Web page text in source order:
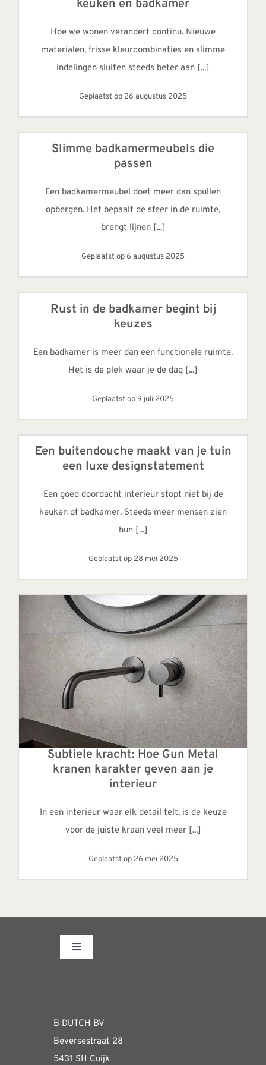
keuken en badkamer
Hoe we wonen verandert continu. Nieuwe
materialen, frisse kleurcombinaties en slimme
indelingen sluiten steeds beter aan [...]
Geplaatst op 26 augustus 2025
Slimme badkamermeubels die
passen
Een badkamermeubel doet meer dan spullen
opbergen. Het bepaalt de sfeer in de ruimte,
brengt lijnen [...]
Geplaatst op 6 augustus 2025
Rust in de badkamer begint bij
keuzes
Een badkamer is meer dan een functionele ruimte.
Het is de plek waar je de dag [...]
Geplaatst op 9 juli 2025
Een buitendouche maakt van je tuin
een luxe designstatement
Een goed doordacht interieur stopt niet bij de
keuken of badkamer. Steeds meer mensen zien
hun [...]
Geplaatst op 28 mei 2025
Subtiele kracht: Hoe Gun Metal
kranen karakter geven aan je
interieur
In een interieur waar elk detail telt, is de keuze
voor de juiste kraan veel meer [...]
Geplaatst op 26 mei 2025
Toggle
WEBSHOP
Algemene informatie &
B DUTCH BV
Beversestraat 28
5431 SH Cuijk